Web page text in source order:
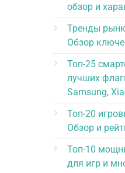
обзор и
Тренды
Обзор
Топ-25
лучших
Samsung,
Топ-20
Обзор и
Топ-10
для игр и